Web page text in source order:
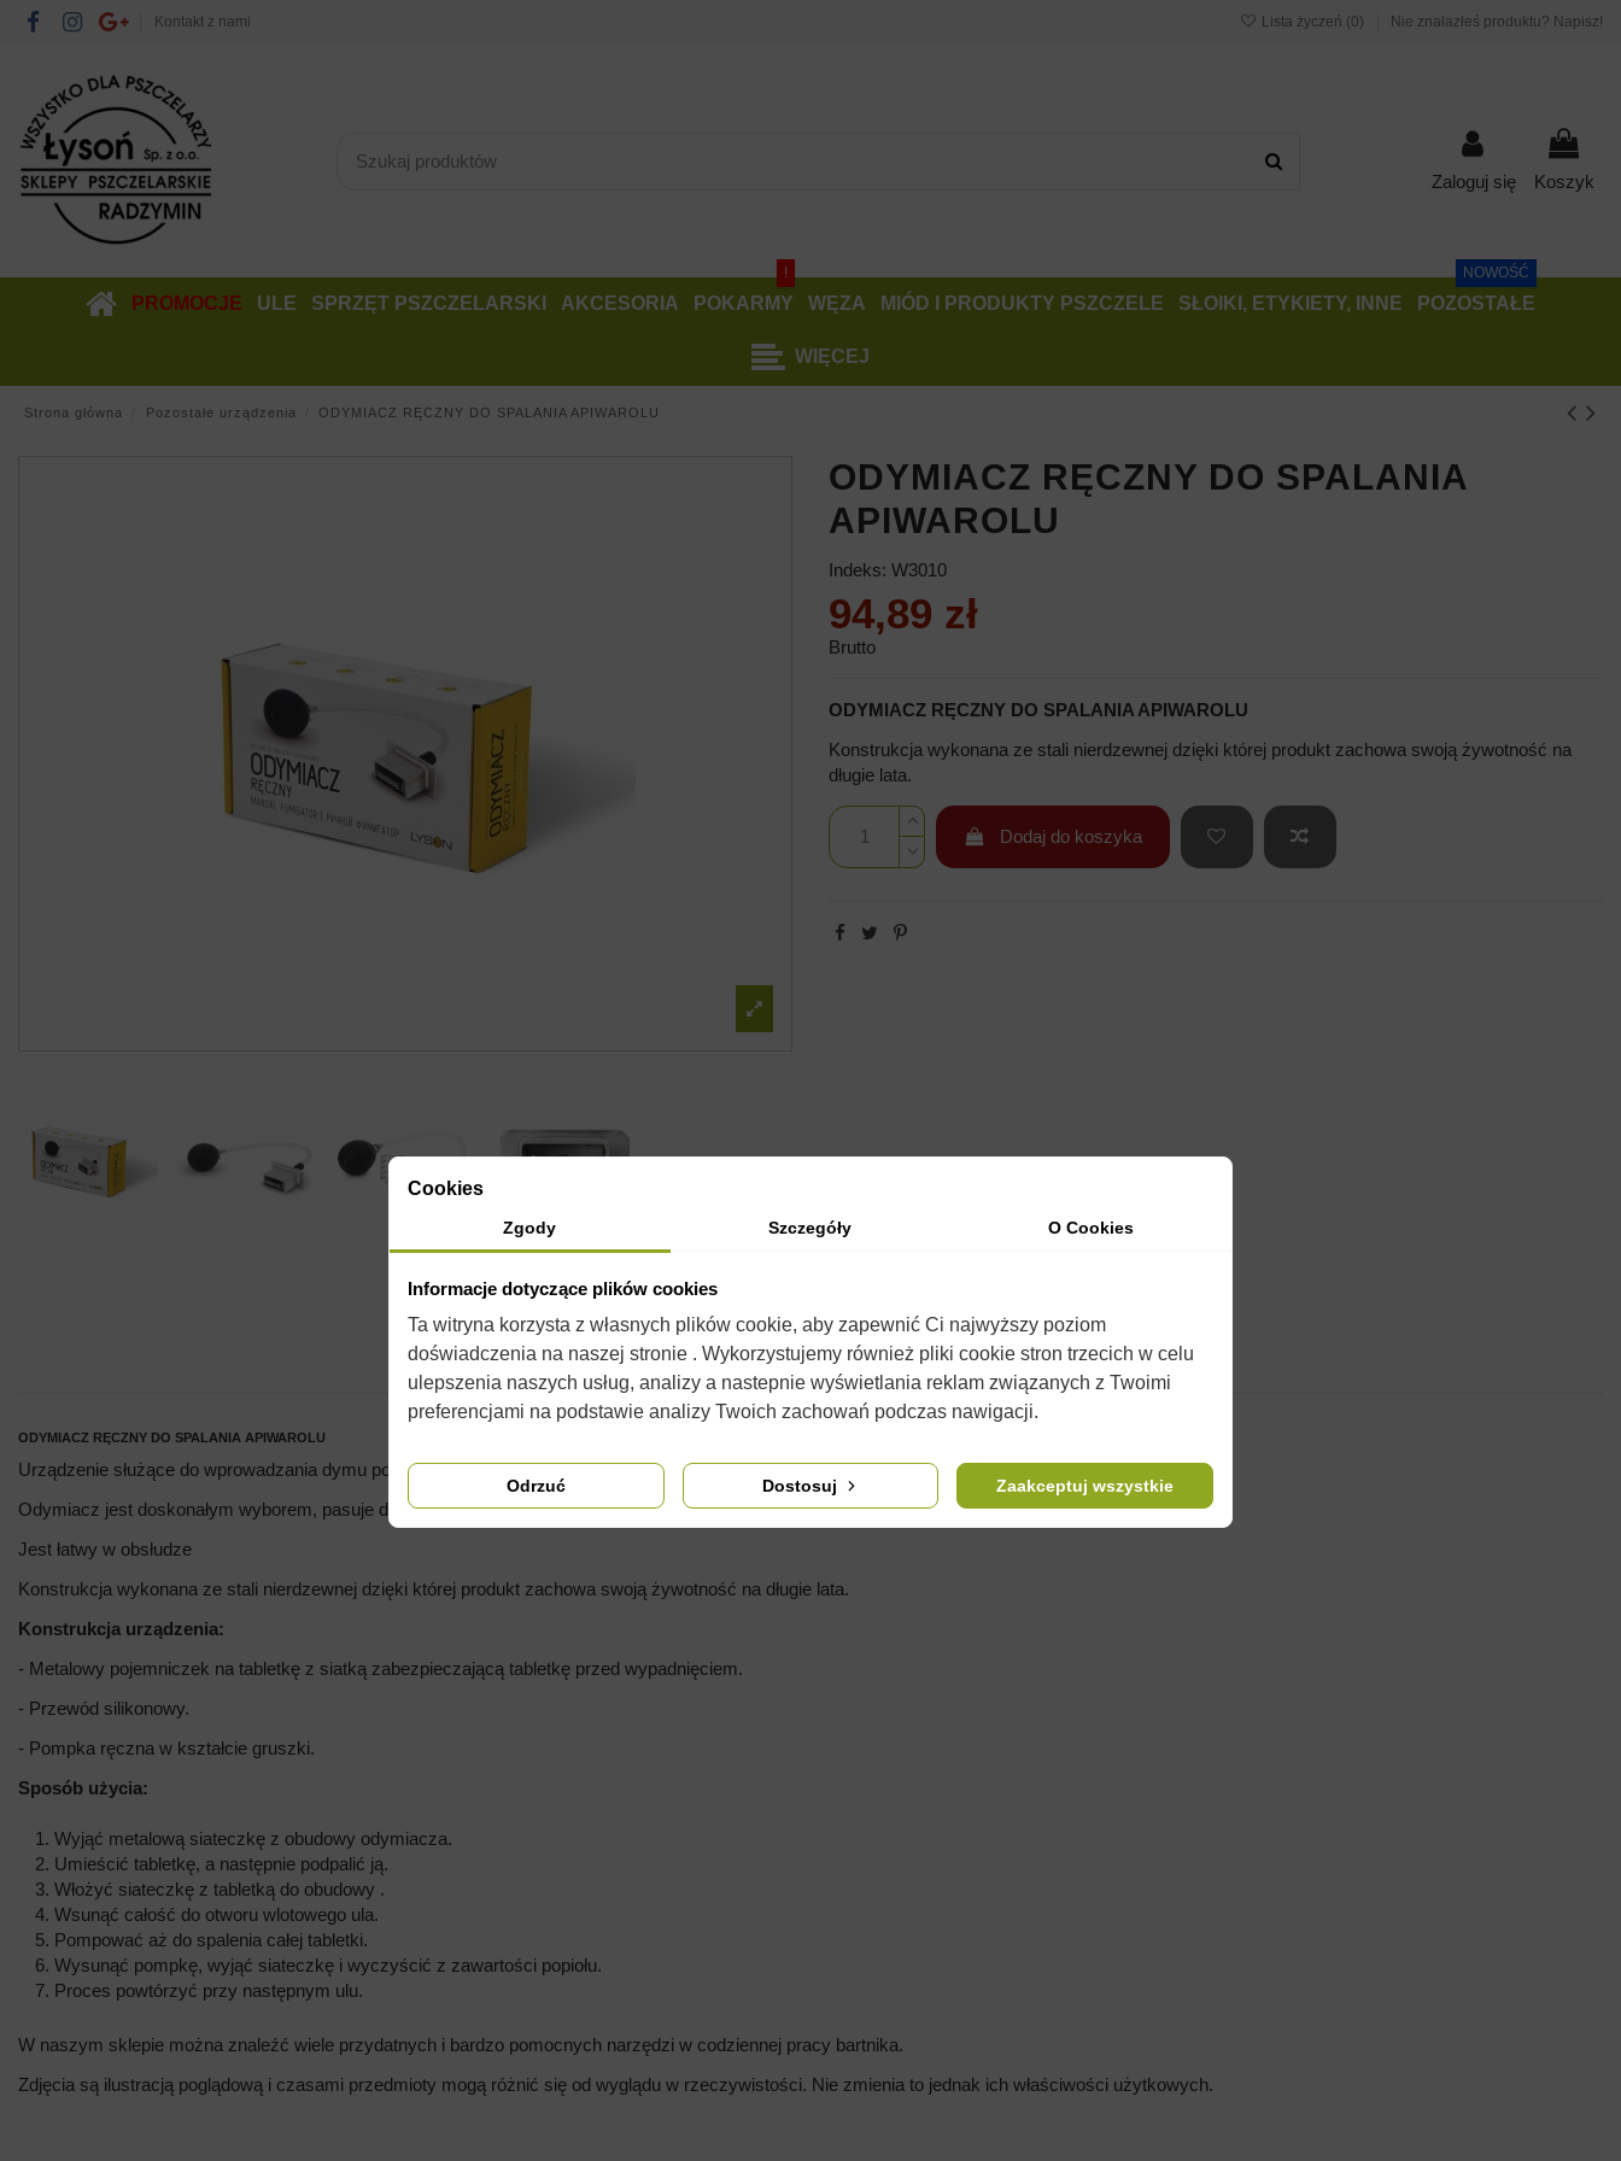
Kontakt z nami Lista życzeń (0) Nie znalazłeś produktu? Napisz!
Zaloguj się Koszyk
PROMOCJE ULE SPRZĘT PSZCZELARSKI AKCESORIA POKARMY
!
WĘZA MIÓD I PRODUKTY PSZCZELE SŁOIKI, ETYKIETY, INNE POZOSTAŁE
NOWOŚĆ
WIĘCEJ
Strona główna Pozostałe urządzenia ODYMIACZ RĘCZNY DO SPALANIA APIWAROLU
ODYMIACZ RĘCZNY DO SPALANIA
APIWAROLU
Indeks: W3010
94,89 zł
Brutto
ODYMIACZ RĘCZNY DO SPALANIA APIWAROLU
Konstrukcja wykonana ze stali nierdzewnej dzięki której produkt zachowa swoją żywotność na
długie lata.
Dodaj do koszyka
OPIS SZCZEGÓŁY PRODUKTU KOMENTARZE
ODYMIACZ RĘCZNY DO SPALANIA APIWAROLU
Urządzenie służące do wprowadzania dymu powstającego od spalania tabletek apiwarolu do ula przez otwór wlotowy.
Odymiacz jest doskonałym wyborem, pasuje do każdego typu ula.
Jest łatwy w obsłudze
Konstrukcja wykonana ze stali nierdzewnej dzięki której produkt zachowa swoją żywotność na długie lata.
Konstrukcja urządzenia:
- Metalowy pojemniczek na tabletkę z siatką zabezpieczającą tabletkę przed wypadnięciem.
- Przewód silikonowy.
- Pompka ręczna w kształcie gruszki.
Sposób użycia:
Wyjąć metalową siateczkę z obudowy odymiacza.
Umieścić tabletkę, a następnie podpalić ją.
Włożyć siateczkę z tabletką do obudowy .
Wsunąć całość do otworu wlotowego ula.
Pompować aż do spalenia całej tabletki.
Wysunąć pompkę, wyjąć siateczkę i wyczyścić z zawartości popiołu.
Proces powtórzyć przy następnym ulu.
W naszym sklepie można znaleźć wiele przydatnych i bardzo pomocnych narzędzi w codziennej pracy bartnika.
Zdjęcia są ilustracją poglądową i czasami przedmioty mogą różnić się od wyglądu w rzeczywistości. Nie zmienia to jednak ich właściwości użytkowych.
Cookies
Zgody Szczegóły O Cookies
Informacje dotyczące plików cookies
Ta witryna korzysta z własnych plików cookie, aby zapewnić Ci najwyższy poziom
doświadczenia na naszej stronie . Wykorzystujemy również pliki cookie stron trzecich w celu
ulepszenia naszych usług, analizy a nastepnie wyświetlania reklam związanych z Twoimi
preferencjami na podstawie analizy Twoich zachowań podczas nawigacji.
Odrzuć Dostosuj Zaakceptuj wszystkie